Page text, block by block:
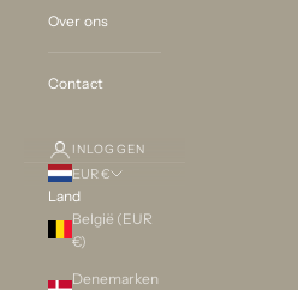
Over ons
Contact
INLOGGEN
EUR €
Land
België (EUR
€)
Denemarken